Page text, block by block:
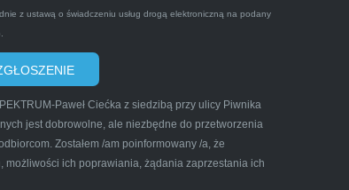
pan przyjechał po trzech
firmę mnie do skorzystania z ich
z ustawą o świadczeniu usług drogą elektroniczną na podany
Paweł Ciećka z siedzibą przy ulicy Piwnika
jest dobrowolne, ale niezbędne do przetworzenia
Zostałem /am poinformowany /a, że
możliwości ich poprawiania, żądania zaprzestania ich